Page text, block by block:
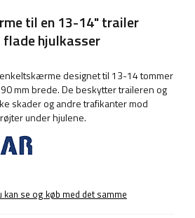
til en 13-14" trailer
flade hjulkasser
enkeltskærme designet til 13-14 tommer
mm brede. De beskytter traileren og
skader og andre trafikanter mod
under hjulene.
kan se og køb med det samme